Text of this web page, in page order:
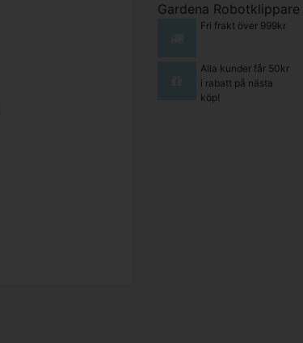
Gardena Robotklippare
Fri frakt över 999kr
Alla kunder får 50kr
i rabatt på nästa
köp!